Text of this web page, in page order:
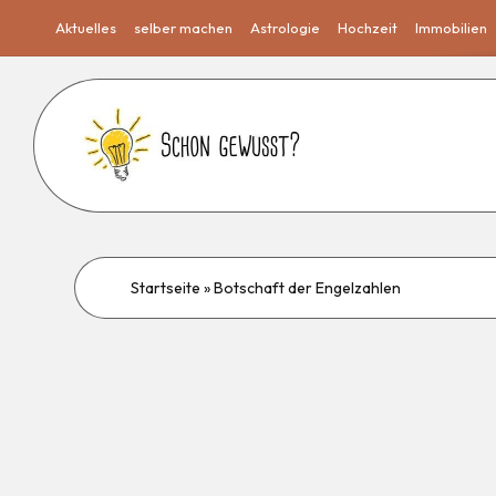
Aktuelles selber machen Astrologie Hochzeit Immobilien
Startseite »Botschaft der Engelzahlen